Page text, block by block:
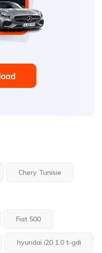
Chery Tunisie
Fiat 500
hyundai i20 1.0 t-gdi